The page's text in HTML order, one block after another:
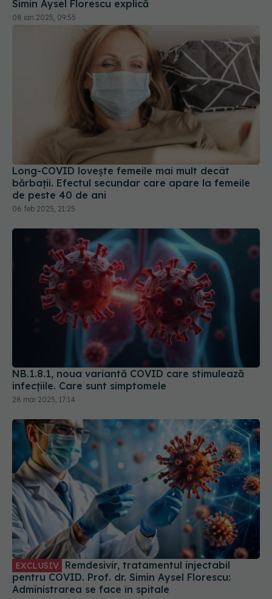
Long-COVID lovește femeile mai mult decât
bărbații. Efectul secundar care apare la femeile
06 feb 2025, 21:25
NB.1.8.1, noua variantă COVID care stimulează
infecțiile. Care sunt simptomele
EXCLUSIV Remdesivir, tratamentul injectabil
pentru COVID. Prof. dr. Simin Aysel Florescu:
Administrarea se face în spitale
29 aug 2024, 23:43